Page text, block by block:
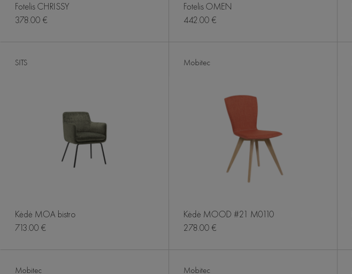
Fotelis CHRISSY
378.00 €
Fotelis OMEN
442.00 €
SITS
Kėdė MOA bistro
713.00 €
Mobitec
Kėdė MOOD #21 M0110
278.00 €
Mobitec Mobitec